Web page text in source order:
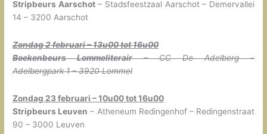
Stripbeurs Aarschot– Stadsfeestzaal Aarschot – Demervallei
14 – 3200 Aarschot
Zondag 2 februari – 13u00 tot 16u00
Boekenbeurs Lommeliterair– CC De Adelberg –
Adelbergpark 1 – 3920 Lommel
Zondag 23 februari – 10u00 tot 16u00
Stripbeurs Leuven – Atheneum Redingenhof – Redingenstraat
90 – 3000 Leuven